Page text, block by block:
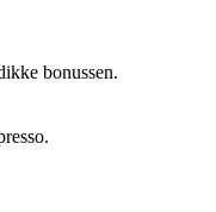
bonussen.